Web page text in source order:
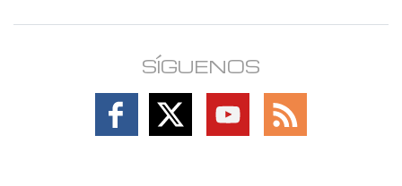
SÍGUENOS
Follow
on
Follow
on
Follow
on
Follow
on